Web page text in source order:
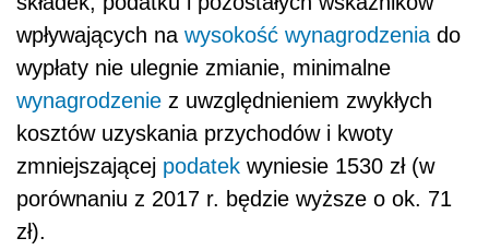
zapewnić wszystkim pracownikom
zatrudnionym w pełnym wymiarze czasu pracy
100% minimalnegowynagrodzenia. W związku
ze wzrostem minimalnegowynagrodzeniadla
osób wykonujących pracę na pełny etat,
wzrosną też wynagrodzenia
niepełnoetatowców, którzy nie mogą otrzymać